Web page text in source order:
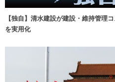
【独自】清水建設が建設・維持管理
を実用化